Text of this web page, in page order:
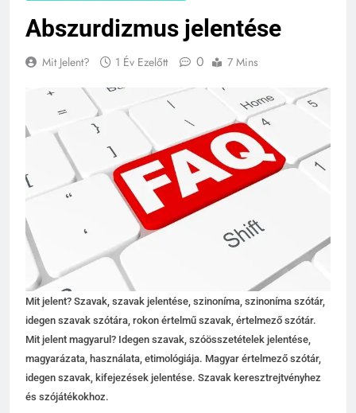
Abszurdizmus jelentése
Mit Jelent? 1 Év Ezelőtt 0 7 Mins
Mit jelent? Szavak, szavak jelentése, szinoníma, szinoníma szótár,
idegen szavak szótára, rokon értelmű szavak, értelmező szótár.
Mit jelent magyarul? Idegen szavak, szóösszetételek jelentése,
magyarázata, használata, etimológiája. Magyar értelmező szótár,
idegen szavak, kifejezések jelentése. Szavak keresztrejtvényhez
és szójátékokhoz.